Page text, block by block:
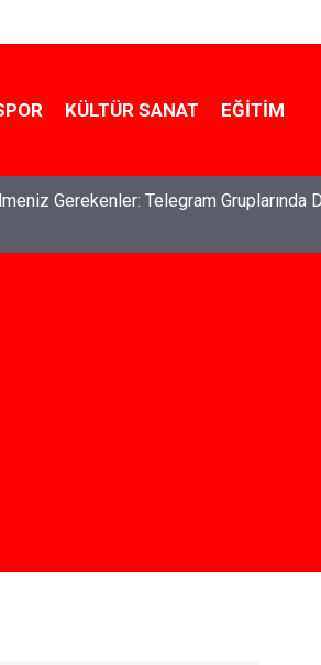
KÜLTÜR SANAT EĞITIM
Koruma Altına Almak